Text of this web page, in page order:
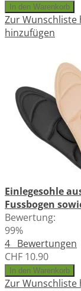
In den Warenkorb
Zur Wunschliste
hinzufügen
Einlegesohle
Fussbogen
Bewertung:
99%
4 Bewertungen
CHF 10.90
In den Warenkorb
Zur Wunschliste